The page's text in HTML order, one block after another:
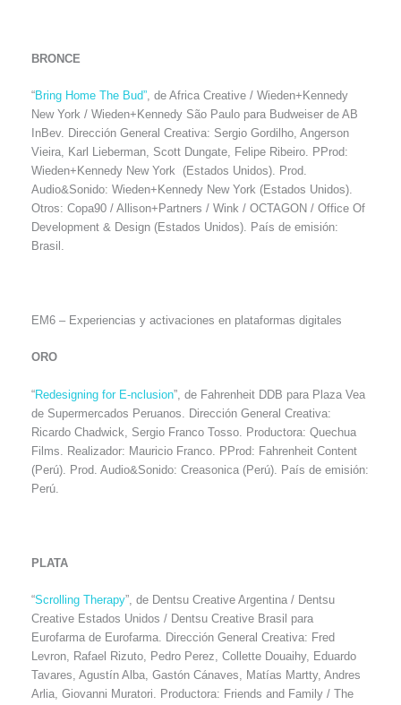
BRONCE
“Bring Home The Bud”, de Africa Creative / Wieden+Kennedy
New York / Wieden+Kennedy São Paulo para Budweiser de AB
InBev. Dirección General Creativa: Sergio Gordilho, Angerson
Vieira, Karl Lieberman, Scott Dungate, Felipe Ribeiro. PProd:
Wieden+Kennedy New York (Estados Unidos). Prod.
Audio&Sonido: Wieden+Kennedy New York (Estados Unidos).
Otros: Copa90 / Allison+Partners / Wink / OCTAGON / Office Of
Development & Design (Estados Unidos). País de emisión:
Brasil.
EM6 – Experiencias y activaciones en plataformas digitales
ORO
“Redesigning for E-nclusion”, de Fahrenheit DDB para Plaza Vea
de Supermercados Peruanos. Dirección General Creativa:
Ricardo Chadwick, Sergio Franco Tosso. Productora: Quechua
Films. Realizador: Mauricio Franco. PProd: Fahrenheit Content
(Perú). Prod. Audio&Sonido: Creasonica (Perú). País de emisión:
Perú.
PLATA
“Scrolling Therapy”, de Dentsu Creative Argentina / Dentsu
Creative Estados Unidos / Dentsu Creative Brasil para
Eurofarma de Eurofarma. Dirección General Creativa: Fred
Levron, Rafael Rizuto, Pedro Perez, Collette Douaihy, Eduardo
Tavares, Agustín Alba, Gastón Cánaves, Matías Martty, Andres
Arlia, Giovanni Muratori. Productora: Friends and Family / The